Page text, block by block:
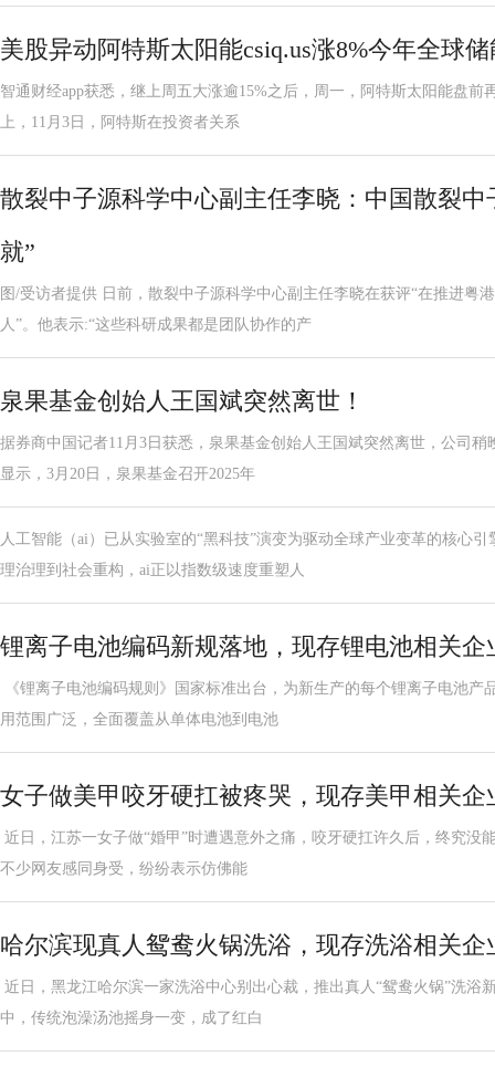
美股异动阿特斯太阳能csiq.us涨8%今年全球
智通财经app获悉，继上周五大涨逾15%之后，周一，阿特斯太阳能盘前
上，11月3日，阿特斯在投资者关系
散裂中子源科学中心副主任李晓：中国散裂中
就”
图/受访者提供 日前，散裂中子源科学中心副主任李晓在获评“在推进粤
人”。他表示:“这些科研成果都是团队协作的产
泉果基金创始人王国斌突然离世！
据券商中国记者11月3日获悉，泉果基金创始人王国斌突然离世，公司
显示，3月20日，泉果基金召开2025年
人工智能（ai）已从实验室的“黑科技”演变为驱动全球产业变革的核心
理治理到社会重构，ai正以指数级速度重塑人
锂离子电池编码新规落地，现存锂电池相关企
《锂离子电池编码规则》国家标准出台，为新生产的每个锂离子电池产
用范围广泛，全面覆盖从单体电池到电池
女子做美甲咬牙硬扛被疼哭，现存美甲相关企
近日，江苏一女子做“婚甲”时遭遇意外之痛，咬牙硬扛许久后，终究没
不少网友感同身受，纷纷表示仿佛能
哈尔滨现真人鸳鸯火锅洗浴，现存洗浴相关企
近日，黑龙江哈尔滨一家洗浴中心别出心裁，推出真人“鸳鸯火锅”洗浴
中，传统泡澡汤池摇身一变，成了红白